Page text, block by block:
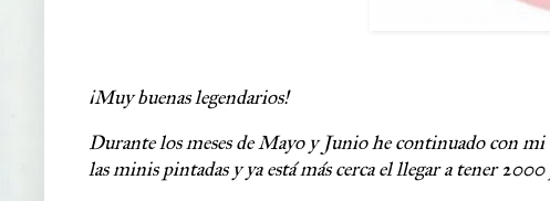
¡Muy buenas legendarios!
Durante los meses de Mayo y Junio he continuado con
las minis pintadas y ya está más cerca el llegar a tener